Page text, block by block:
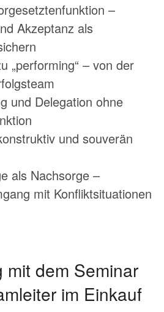
–
Akzeptanz als
„performing“ – von der
und Delegation ohne
und souverän
als Nachsorge –
mit Konfliktsituationen
mit dem Seminar
im Einkauf